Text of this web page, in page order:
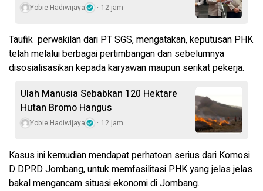
Yobie Hadiwijaya 12 jam
Taufik perwakilan dari PT SGS, mengatakan, keputusan PHK
telah melalui berbagai pertimbangan dan sebelumnya
disosialisasikan kepada karyawan maupun serikat pekerja.
Ulah Manusia Sebabkan 120 Hektare
Hutan Bromo Hangus
Yobie Hadiwijaya 12 jam
Kasus ini kemudian mendapat perhatoan serius dari Komosi
D DPRD Jombang, untuk memfasilitasi PHK yang jelas jelas
bakal mengancam situasi ekonomi di Jombang.